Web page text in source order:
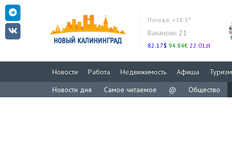
Погода: +18.3°
Вакансии: 21
82.17$ 94.84€ 22.01zł
Новости Работа Недвижимость Афиша Туризм
Новости дня
Самое читаемое @ Общество